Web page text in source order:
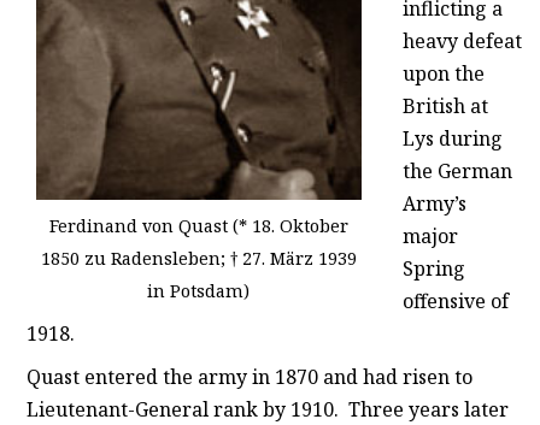
Ferdinand von Quast (* 18. Oktober
1850 zu Radensleben; † 27. März 1939
in Potsdam)
inflicting a
heavy defeat
upon the
British at
Lys during
the German
Army’s
major
Spring
offensive of
1918.
Quast entered the army in 1870 and had risen to
Lieutenant-General rank by 1910. Three years later